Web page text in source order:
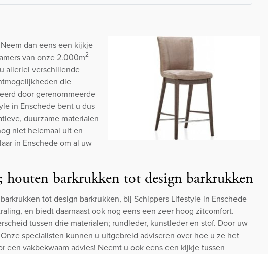
dan eens een kijkje
van onze 2.000m2
allerlei verschillende
die
door gerenommeerde
in Enschede bent u dus
duurzame materialen
niet helemaal uit en
in Enschede om al uw
barkrukken tot design barkrukken
tot design barkrukken, bij Schippers Lifestyle in Enschede
en biedt daarnaast ook nog eens een zeer hoog zitcomfort.
tussen drie materialen; rundleder, kunstleder en stof. Door uw
specialisten kunnen u uitgebreid adviseren over hoe u ze het
vakbekwaam advies! Neemt u ook eens een kijkje tussen